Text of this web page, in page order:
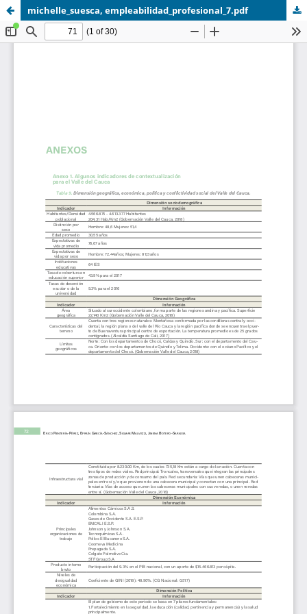
michelle_suesca, empleabilidad_profesional_7.pdf